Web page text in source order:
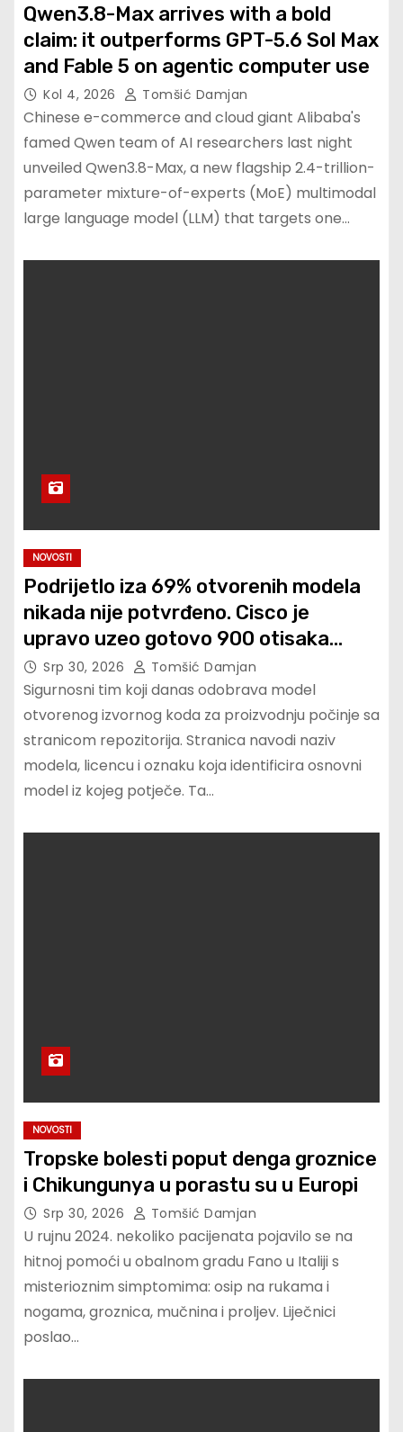
Qwen3.8-Max arrives with a bold
claim: it outperforms GPT-5.6 Sol Max
and Fable 5 on agentic computer use
Kol 4, 2026 Tomšić Damjan
Chinese e-commerce and cloud giant Alibaba's
famed Qwen team of AI researchers last night
unveiled Qwen3.8-Max, a new flagship 2.4-trillion-
parameter mixture-of-experts (MoE) multimodal
large language model (LLM) that targets one…
NOVOSTI
Podrijetlo iza 69% otvorenih modela
nikada nije potvrđeno. Cisco je
upravo uzeo gotovo 900 otisaka
prstiju besplatno
Srp 30, 2026 Tomšić Damjan
Sigurnosni tim koji danas odobrava model
otvorenog izvornog koda za proizvodnju počinje sa
stranicom repozitorija. Stranica navodi naziv
modela, licencu i oznaku koja identificira osnovni
model iz kojeg potječe. Ta…
NOVOSTI
Tropske bolesti poput denga groznice
i Chikungunya u porastu su u Europi
Srp 30, 2026 Tomšić Damjan
U rujnu 2024. nekoliko pacijenata pojavilo se na
hitnoj pomoći u obalnom gradu Fano u Italiji s
misterioznim simptomima: osip na rukama i
nogama, groznica, mučnina i proljev. Liječnici
poslao…